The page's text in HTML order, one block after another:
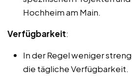
Hochheim am Main.
Verfügbarkeit:
In der Regel weniger
die tägliche Verfügbarkeit.